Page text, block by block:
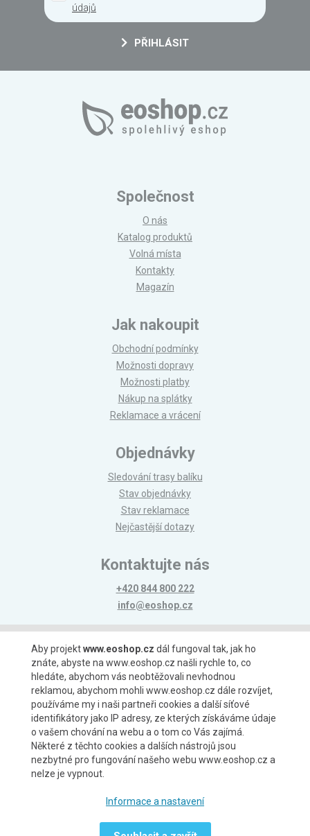
údajů
PŘIHLÁSIT
Společnost
O nás
Katalog produktů
Volná místa
Kontakty
Magazín
Jak nakoupit
Obchodní podmínky
Možnosti dopravy
Možnosti platby
Nákup na splátky
Reklamace a vrácení
Objednávky
Sledování trasy balíku
Stav objednávky
Stav reklamace
Nejčastější dotazy
Kontaktujte nás
+420 844 800 222
info@eoshop.cz
Možnosti platby
Možnosti dopravy
Aby projektwww.eoshop.cz dál fungoval tak, jak ho
znáte, abyste na www.eoshop.cz našli rychle to, co
hledáte, abychom vás neobtěžovali nevhodnou
reklamou, abychom mohli www.eoshop.cz dále rozvíjet,
používáme my i naši partneři cookies a další síťové
identifikátory jako IP adresy, ze kterých získáváme údaje
o vašem chování na webu a o tom co Vás zajímá.
Některé z těchto cookies a dalších nástrojů jsou
nezbytné pro fungování našeho webu www.eoshop.cz a
nelze je vypnout.
Informace a nastavení